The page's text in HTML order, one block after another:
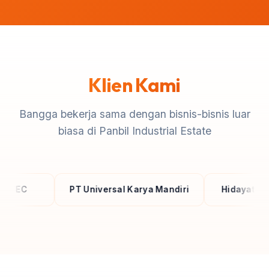
Klien Kami
Bangga bekerja sama dengan bisnis-bisnis luar
biasa di Panbil Industrial Estate
PT Universal Karya Mandiri Hidayatullah